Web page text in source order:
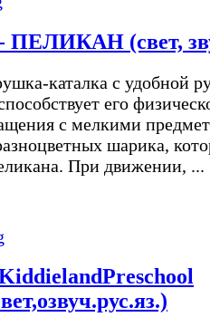
ПЕЛИКАН (свет,
каталка с удобной
его
с мелкими
шарика,
При движении, ...